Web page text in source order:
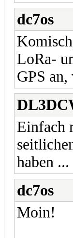
dc7os
LoRa-
GPS an,
Einfach
haben ...
dc7os
Moin!